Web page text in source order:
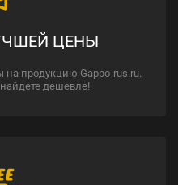
ЦЕНЫ
продукцию Gappo-rus.ru.
дешевле!